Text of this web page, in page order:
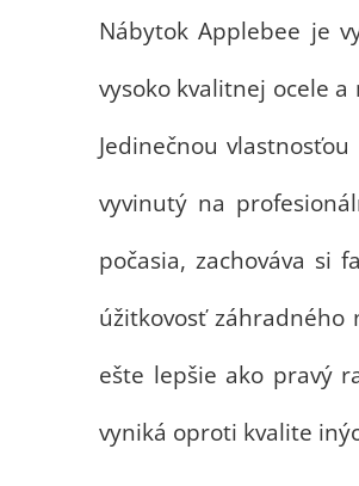
Nábytok Applebee je
vysoko kvalitnej ocele
Jedinečnou
vyvinutý na
počasia, zachováva si
úžitkovosť záhradného
ešte lepšie ako pravý
vyniká oproti kvalite